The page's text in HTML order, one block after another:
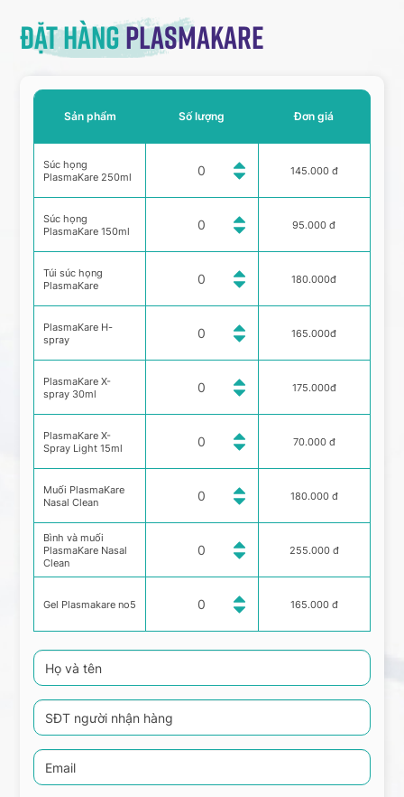
Đặt hàngPlasmakare
Sản phẩm
Súc họng
PlasmaKare 250ml
Súc họng
PlasmaKare 150ml
Túi súc họng
PlasmaKare
PlasmaKare H-
spray
PlasmaKare X-
spray 30ml
PlasmaKare X-
Spray Light 15ml
Muối PlasmaKare
Nasal Clean
Bình và muối
PlasmaKare Nasal
Clean
Gel Plasmakare no5
Số lượng Đơn giá
145.000 đ
95.000 đ
180.000đ
165.000đ
175.000đ
70.000 đ
180.000 đ
255.000 đ
165.000 đ